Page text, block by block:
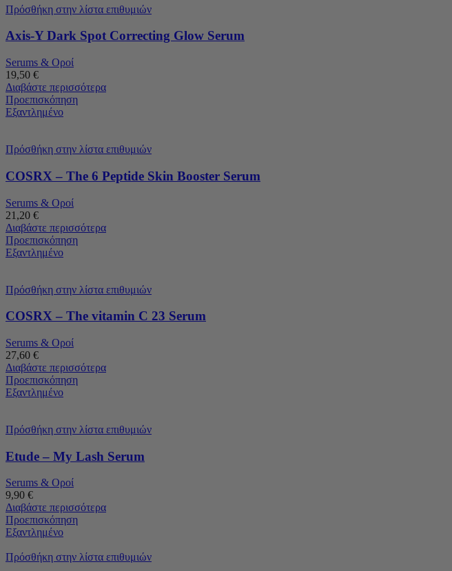
Πρόσθήκη στην λίστα επιθυμιών
Axis-Y Dark Spot Correcting Glow Serum
Serums & Οροί
19,50 €
Διαβάστε περισσότερα
Προεπισκόπηση
Εξαντλημένο
Πρόσθήκη στην λίστα επιθυμιών
COSRX – The 6 Peptide Skin Booster Serum
Serums & Οροί
21,20 €
Διαβάστε περισσότερα
Προεπισκόπηση
Εξαντλημένο
Πρόσθήκη στην λίστα επιθυμιών
COSRX – The vitamin C 23 Serum
Serums & Οροί
27,60 €
Διαβάστε περισσότερα
Προεπισκόπηση
Εξαντλημένο
Πρόσθήκη στην λίστα επιθυμιών
Etude – My Lash Serum
Serums & Οροί
9,90 €
Διαβάστε περισσότερα
Προεπισκόπηση
Εξαντλημένο
Πρόσθήκη στην λίστα επιθυμιών